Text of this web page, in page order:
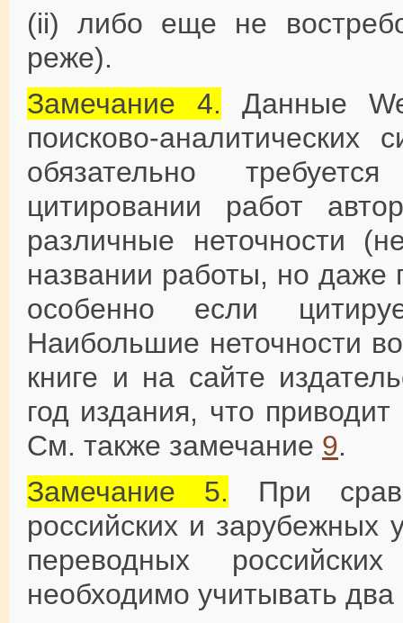
(ii) либо еще не
реже).
Замечание 4. Данные
поисково-
обязательно
цитировании работ
различные неточности
названии работы, но
особенно если
Наибольшие неточности
книге и на сайте
год издания, что
См. также замечание 9.
Замечание 5. При
российских и зарубежных
переводных
необходимо учитывать